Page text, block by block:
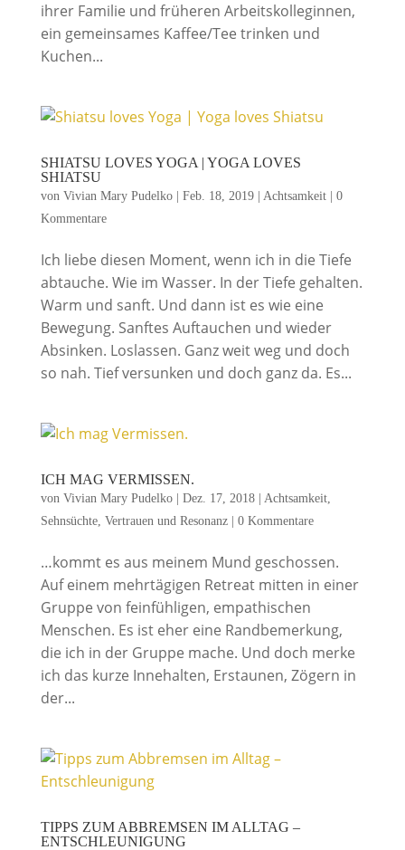
ihrer Familie und früheren Arbeitskolleginnen,
ein gemeinsames Kaffee/Tee trinken und
Kuchen...
SHIATSU LOVES YOGA | YOGA LOVES
SHIATSU
von Vivian Mary Pudelko| Feb. 18, 2019| Achtsamkeit| 0
Kommentare
Ich liebe diesen Moment, wenn ich in die Tiefe
abtauche. Wie im Wasser. In der Tiefe gehalten.
Warm und sanft. Und dann ist es wie eine
Bewegung. Sanftes Auftauchen und wieder
Absinken. Loslassen. Ganz weit weg und doch
so nah. Tief versunken und doch ganz da. Es...
ICH MAG VERMISSEN.
von Vivian Mary Pudelko| Dez. 17, 2018| Achtsamkeit,
Sehnsüchte, Vertrauen und Resonanz| 0 Kommentare
…kommt es aus meinem Mund geschossen.
Auf einem mehrtägigen Retreat mitten in einer
Gruppe von feinfühligen, empathischen
Menschen. Es ist eher eine Randbemerkung,
die ich in der Gruppe mache. Und doch merke
ich das kurze Innehalten, Erstaunen, Zögern in
der...
TIPPS ZUM ABBREMSEN IM ALLTAG –
ENTSCHLEUNIGUNG